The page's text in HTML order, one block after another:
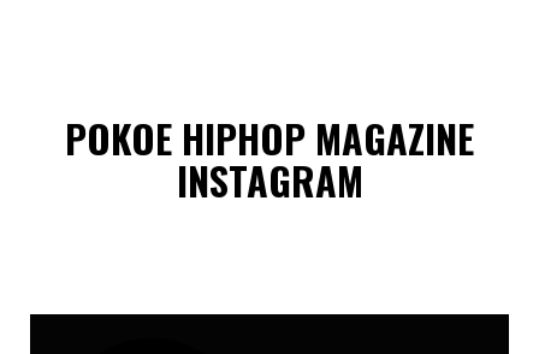
POKOE HIPHOP MAGAZINE
INSTAGRAM